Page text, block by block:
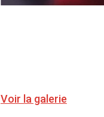
Voir la galerie